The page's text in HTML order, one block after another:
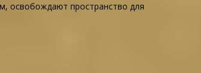
освобождают пространство для